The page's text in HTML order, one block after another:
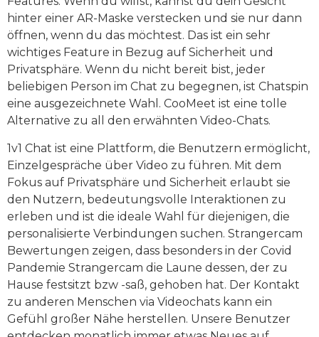
hinter einer AR-Maske verstecken und sie nur dann
öffnen, wenn du das möchtest. Das ist ein sehr
wichtiges Feature in Bezug auf Sicherheit und
Privatsphäre. Wenn du nicht bereit bist, jeder
beliebigen Person im Chat zu begegnen, ist Chatspin
eine ausgezeichnete Wahl. CooMeet ist eine tolle
Alternative zu all den erwähnten Video-Chats.
1v1 Chat ist eine Plattform, die Benutzern ermöglicht,
Einzelgespräche über Video zu führen. Mit dem
Fokus auf Privatsphäre und Sicherheit erlaubt sie
den Nutzern, bedeutungsvolle Interaktionen zu
erleben und ist die ideale Wahl für diejenigen, die
personalisierte Verbindungen suchen. Strangercam
Bewertungen zeigen, dass besonders in der Covid
Pandemie Strangercam die Laune dessen, der zu
Hause festsitzt bzw -saß, gehoben hat. Der Kontakt
zu anderen Menschen via Videochats kann ein
Gefühl großer Nähe herstellen. Unsere Benutzer